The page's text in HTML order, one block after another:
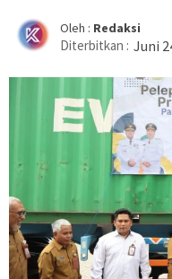
Oleh : Redaksi
Diterbitkan : Juni